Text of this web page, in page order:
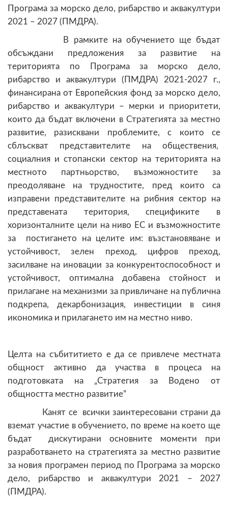
Програма за морско дело, рибарство и аквакултури
2021 – 2027 (ПМДРА).
В рамките на обучението ще бъдат
обсъждани предложения за развитие на
територията по Програма за морско дело,
рибарство и аквакултури (ПМДРА) 2021-2027 г.,
финансирана от Европейския фонд за морско дело,
рибарство и аквакултури – мерки и приоритети,
които да бъдат включени в Стратегията за местно
развитие, разисквани проблемите, с които се
сблъскват представителите на обществения,
социалния и стопански сектор на територията на
местното партньорство, възможностите за
преодоляване на трудностите, пред които са
изправени представителите на рибния сектор на
представената територия, спецификите в
хоризонталните цели на ниво ЕС и възможностите
за постигането на целите им: възстановяване и
устойчивост, зелен преход, цифров преход,
засилване на иновации за конкурентоспособност и
устойчивост, оптимална добавена стойност и
прилагане на механизми за привличане на публична
подкрепа, декарбонизация, инвестиции в синя
икономика и прилагането им на местно ниво.
Целта на събититието е да се привлече местната
общност активно да участва в процеса на
подготовката на „Стратегия за Водено от
общността местно развитие”
Канят се всички заинтересовани страни да
вземат участие в обучението, по време на което ще
бъдат дискутирани основните моменти при
разработването на стратегията за местно развитие
за новия програмен период по Програма за морско
дело, рибарство и аквакултури 2021 – 2027
(ПМДРА).